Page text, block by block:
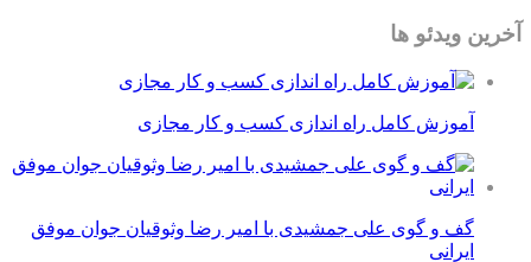
آخرین ویدئو ها
آموزش کامل راه اندازی کسب و کار مجازی
گف و گوی علی جمشیدی با امیر رضا وثوقیان جوان موفق
ایرانی